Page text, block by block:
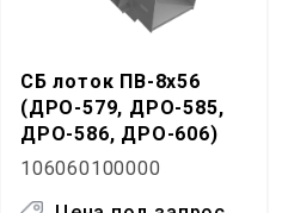
СБ лоток ПВ-8х56
(ДРО-579, ДРО-585,
ДРО-586, ДРО-606)
106060100000